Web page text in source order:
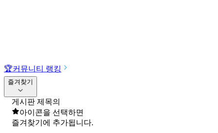
🏆커뮤니티 랭킹
즐겨찾기
게시판 제목의
아이콘을 선택하면
즐겨찾기에 추가됩니다.